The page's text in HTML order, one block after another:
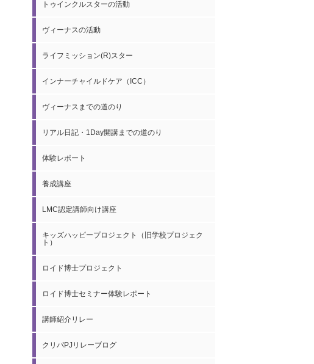
トゥインクルスターの活動
ヴィーナスの活動
ライフミッション(R)スター
インナーチャイルドケア（ICC）
ヴィーナスまでの道のり
リアル日記・1Day開講までの道のり
体験レポート
養成講座
LMC認定講師向け講座
キッズハッピープロジェクト（旧学校プロジェク
ト）
ロイド博士プロジェクト
ロイド博士セミナー体験レポート
講師紹介リレー
クリパPJリレーブログ